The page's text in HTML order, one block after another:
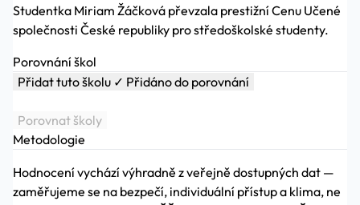
Studentka Miriam Žáčková převzala prestižní Cenu Učené
společnosti České republiky pro středoškolské studenty.
Porovnání škol
Přidat tuto školu ✓ Přidáno do porovnání
Porovnat školy
Metodologie
Hodnocení vychází výhradně z veřejně dostupných dat —
zaměřujeme se na bezpečí, individuální přístup a klima, ne